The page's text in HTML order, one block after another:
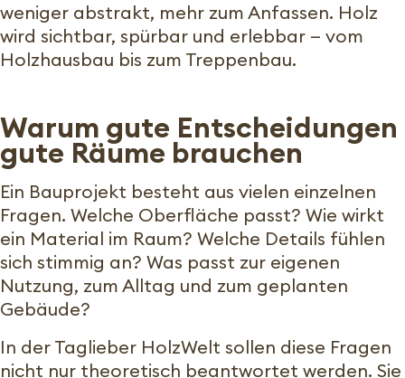
weniger abstrakt, mehr zum Anfassen. Holz
wird sichtbar, spürbar und erlebbar — vom
Holzhausbau bis zum Treppenbau.
Warum gute Entscheidungen
gute Räume brauchen
Ein Bauprojekt besteht aus vielen einzelnen
Fragen. Welche Oberfläche passt? Wie wirkt
ein Material im Raum? Welche Details fühlen
sich stimmig an? Was passt zur eigenen
Nutzung, zum Alltag und zum geplanten
Gebäude?
In der Taglieber HolzWelt sollen diese Fragen
nicht nur theoretisch beantwortet werden. Sie